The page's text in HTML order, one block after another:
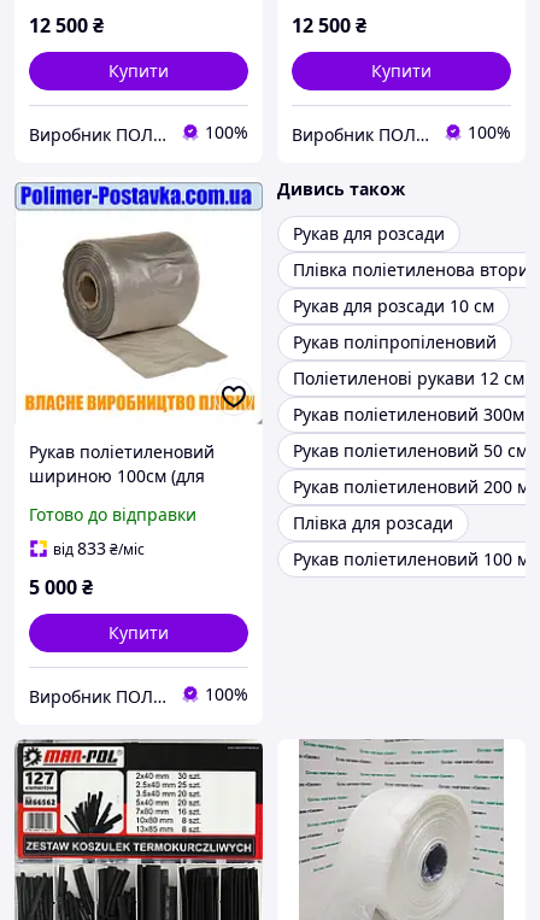
12 500₴
Купити
Виробник ПОЛІМЕР ПОСТАВКА 100%
12 500₴
Купити
Виробник ПОЛІМЕР ПОСТАВКА 100%
Рукав поліетиленовий
шириною 100см (для
матеріалів діаметром до
63см) 80мкм 170метрів (з
Готово до відправки
від833₴/міс
5 000₴
Купити
Виробник ПОЛІМЕР ПОСТАВКА 100%
Дивись також
Рукав для розсади
Плівка поліетиленова
Рукав для розсади 10 см
Рукав поліпропіленовий
Поліетиленові рукави 12 см
Рукав поліетиленовий 300мм
Рукав поліетиленовий 50 см
Рукав поліетиленовий 200
Плівка для розсади
Рукав поліетиленовий 100 мм